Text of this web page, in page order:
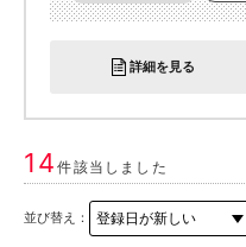
詳細を見る
14件該当しました
並び替え：